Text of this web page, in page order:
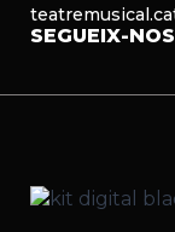
SEGUEIX-